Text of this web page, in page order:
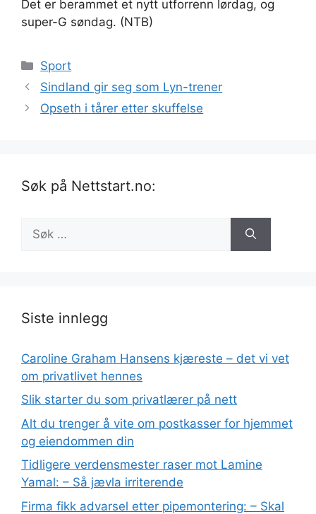
Det er berammet et nytt utforrenn lørdag, og
super-G søndag. (NTB)
Kategorier
Sport
Sindland gir seg som Lyn-trener
Opseth i tårer etter skuffelse
Søk på Nettstart.no:
etter:
Siste innlegg
Caroline Graham Hansens kjæreste – det vi vet
om privatlivet hennes
Slik starter du som privatlærer på nett
Alt du trenger å vite om postkasser for hjemmet
og eiendommen din
Tidligere verdensmester raser mot Lamine
Yamal: – Så jævla irriterende
Firma fikk advarsel etter pipemontering: – Skal